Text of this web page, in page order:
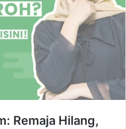
Remaja Hilang,